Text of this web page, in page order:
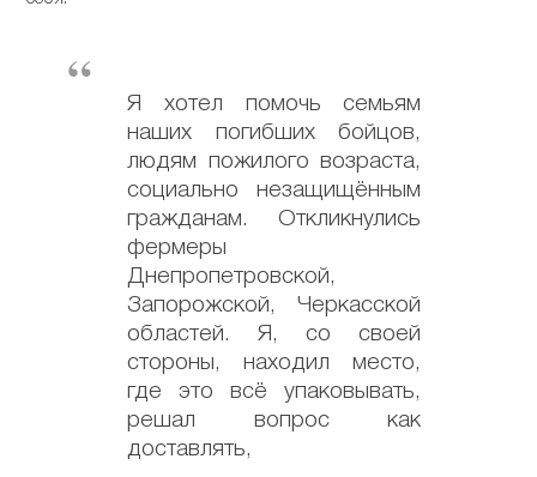
Я хотел помочь семьям
наших погибших бойцов,
людям пожилого возраста,
социально незащищённым
гражданам. Откликнулись
фермеры
Днепропетровской,
Запорожской, Черкасской
областей. Я, со своей
стороны, находил место,
где это всё упаковывать,
решал вопрос как
доставлять,